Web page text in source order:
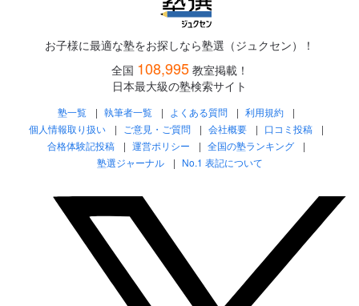
お子様に最適な塾をお探しなら塾選（ジュクセン）！
全国 108,995 教室掲載！
日本最大級の塾検索サイト
塾一覧 執筆者一覧 よくある質問
利用規約
個人情報取り扱い
ご意見・ご質問 会社概要
口コミ投稿
合格体験記投稿
運営ポリシー
全国の塾ランキング
塾選ジャーナル
No.1 表記について